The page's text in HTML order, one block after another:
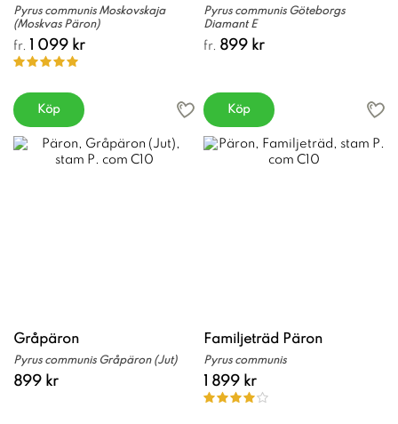
Pyrus communis Moskovskaja
(Moskvas Päron)
fr. 1 099 kr
Köp
Pyrus communis Göteborgs
Diamant E
fr. 899 kr
Köp
Gråpäron
Pyrus communis Gråpäron (Jut)
899 kr
Familjeträd Päron
Pyrus communis
1 899 kr